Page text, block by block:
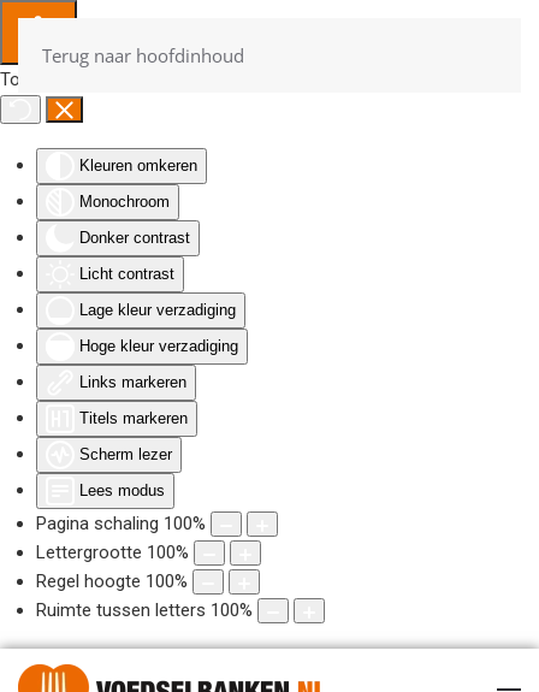
Toegankelijkheid
Kleuren omkeren
Monochroom
Donker contrast
Licht contrast
Lage kleur verzadiging
Hoge kleur verzadiging
Links markeren
Titels markeren
Scherm lezer
Lees modus
Pagina schaling 100%
Lettergrootte 100%
Regel hoogte 100%
Ruimte tussen letters 100%
Terug naar hoofdinhoud